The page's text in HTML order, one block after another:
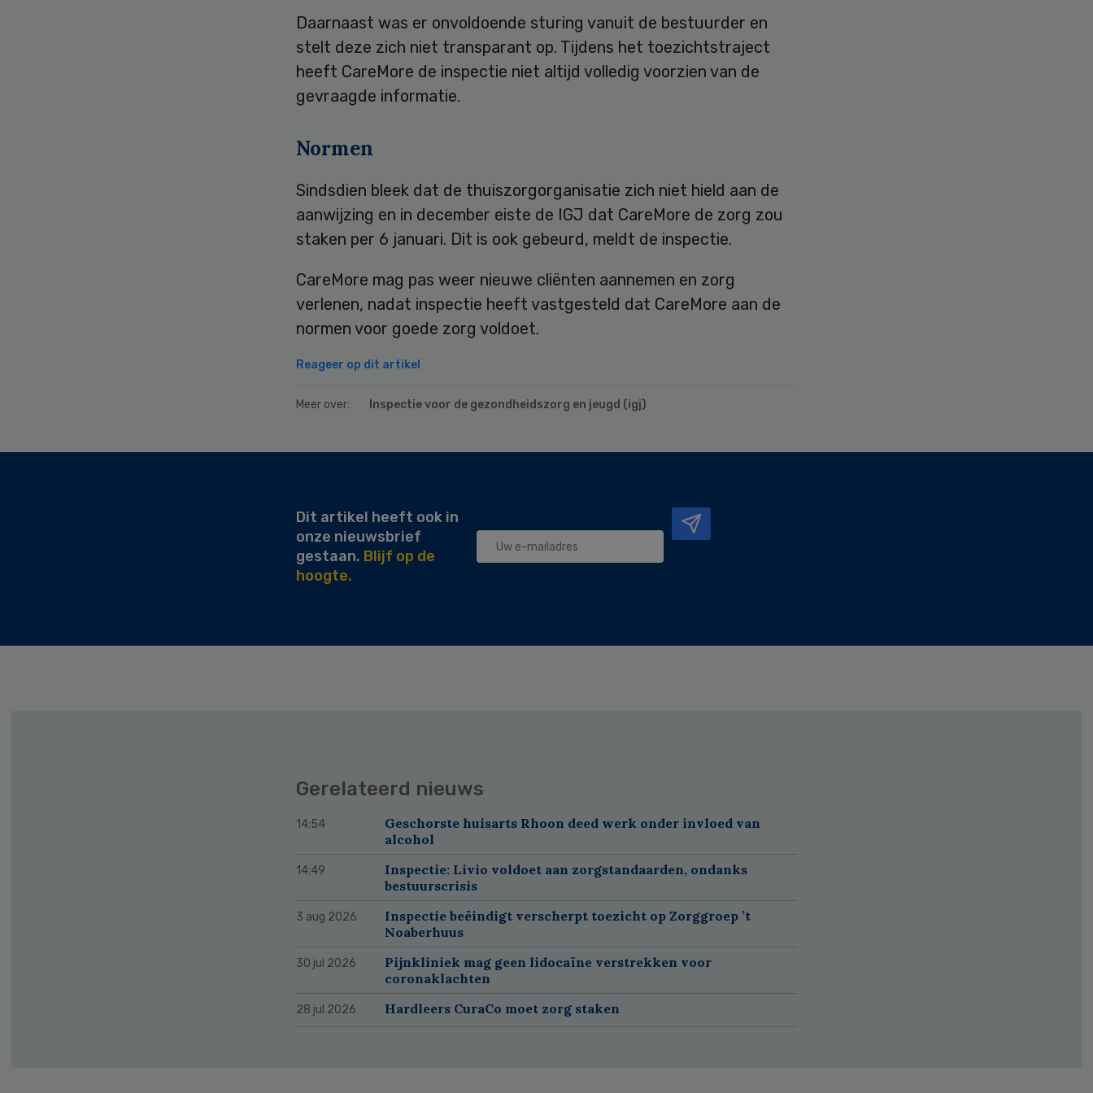
Daarnaast was er onvoldoende sturing vanuit de bestuurder en
stelt deze zich niet transparant op. Tijdens het toezichtstraject
heeft CareMore de inspectie niet altijd volledig voorzien van de
gevraagde informatie.
Normen
Sindsdien bleek dat de thuiszorgorganisatie zich niet hield aan de
aanwijzing en in december eiste de IGJ dat CareMore de zorg zou
staken per 6 januari. Dit is ook gebeurd, meldt de inspectie.
CareMore mag pas weer nieuwe cliënten aannemen en zorg
verlenen, nadat inspectie heeft vastgesteld dat CareMore aan de
normen voor goede zorg voldoet.
Reageer op dit artikel
Meer over: Inspectie voor de gezondheidszorg en jeugd (igj)
Dit artikel heeft ook in
onze nieuwsbrief
gestaan. Blijf op de
hoogte.
Gerelateerd nieuws
14:54
Geschorste huisarts Rhoon deed werk onder invloed van
alcohol
14:49
Inspectie: Livio voldoet aan zorgstandaarden, ondanks
bestuurscrisis
3 aug 2026
Inspectie beëindigt verscherpt toezicht op Zorggroep ’t
Noaberhuus
30 jul 2026
Pijnkliniek mag geen lidocaïne verstrekken voor
coronaklachten
28 jul 2026 Hardleers CuraCo moet zorg staken